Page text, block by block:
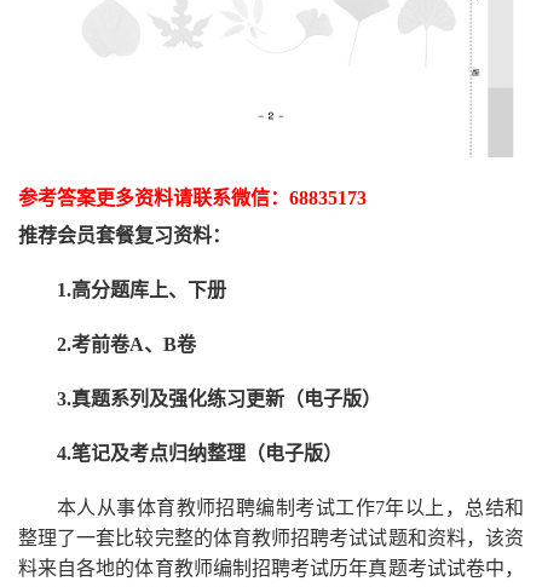
参考答案更多资料请联系微信： 68835173
推荐会员套餐复习资料：
1.高分题库上、下册
2.考前卷A、B卷
3.真题系列及强化练习更新（电子版）
4.笔记及考点归纳整理（电子版）
本人从事体育教师招聘编制考试工作7年以上，总结和
整理了一套比较完整的体育教师招聘考试试题和资料，该资
料来自各地的体育教师编制招聘考试历年真题考试试卷中，